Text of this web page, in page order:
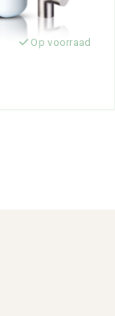
Op voorraad